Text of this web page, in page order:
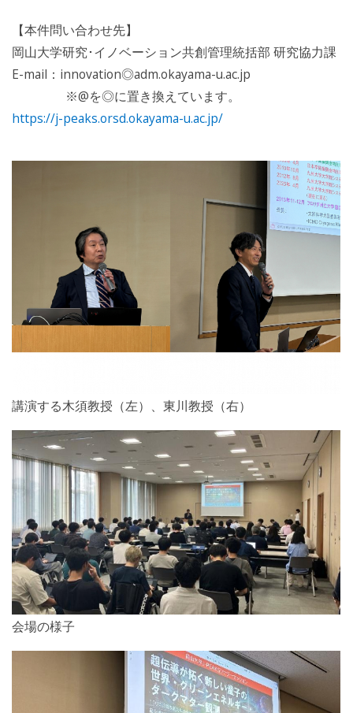
【本件問い合わせ先】
岡山大学研究･イノベーション共創管理統括部 研究協力課
E-mail：innovation◎adm.okayama-u.ac.jp
※@を◎に置き換えています。
https://j-peaks.orsd.okayama-u.ac.jp/
講演する木須教授（左）、東川教授（右）
会場の様子